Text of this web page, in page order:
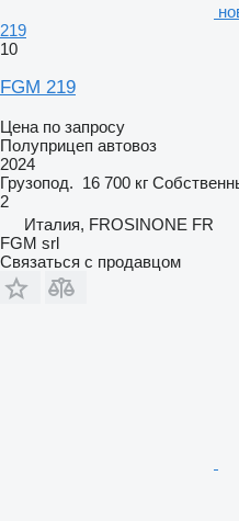
219
10
FGM 219
Цена по запросу
Полуприцеп автовоз
2024
Грузопод. 16 700 кг
2
Италия, FROSINONE FR
FGM srl
Связаться с продавцом